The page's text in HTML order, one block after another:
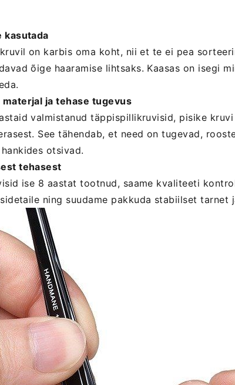
kasutada
on karbis oma koht, nii et te ei pea
õige haaramise lihtsaks. Kaasas on isegi
materjal ja tehase tugevus
valmistanud täppispillikruvisid, pisike
See tähendab, et need on tugevad,
otsivad.
tehasest
ise 8 aastat tootnud, saame kvaliteeti
ning suudame pakkuda stabiilset